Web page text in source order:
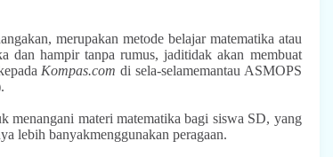
merupakan metode belajar matematika atau
dan hampir tanpa rumus, jaditidak akan membuat
Kompas.com di sela-selamemantau ASMOPS
menangani materi matematika bagi siswa SD, yang
lebih banyakmenggunakan peragaan.